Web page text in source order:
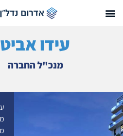
עידו
מנכ"ל החברה